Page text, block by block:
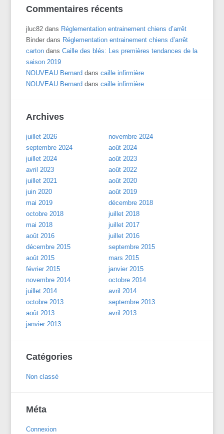
Commentaires récents
jluc82 dans Réglementation entrainement chiens d’arrêt
Binder dans Réglementation entrainement chiens d’arrêt
carton dansCaille des blés: Les premières tendances de la
saison 2019
NOUVEAU Bernard danscaille infirmière
NOUVEAU Bernard danscaille infirmière
Archives
juillet 2026
novembre 2024
septembre 2024
août 2024
juillet 2024
août 2023
avril 2023
août 2022
juillet 2021
août 2020
juin 2020
août 2019
mai 2019
décembre 2018
octobre 2018
juillet 2018
mai 2018
juillet 2017
août 2016
juillet 2016
décembre 2015
septembre 2015
août 2015
mars 2015
février 2015
janvier 2015
novembre 2014
octobre 2014
juillet 2014
avril 2014
octobre 2013
septembre 2013
août 2013
avril 2013
janvier 2013
Catégories
Non classé
Méta
Connexion